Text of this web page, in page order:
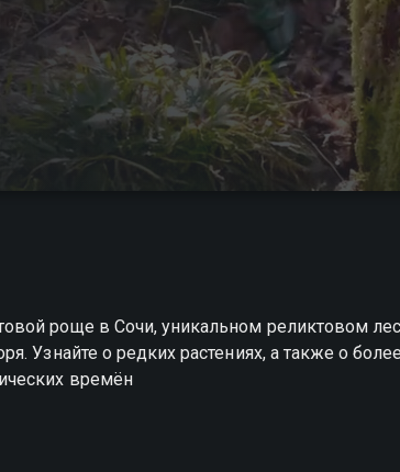
роще в Сочи, уникальном реликтовом
Узнайте о редких растениях, а также о
времён